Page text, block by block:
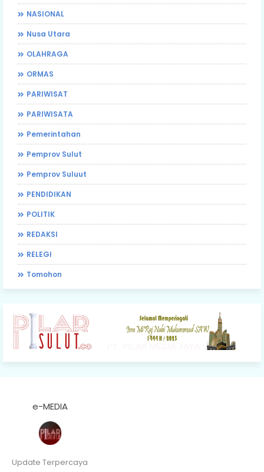
NASIONAL
Nusa Utara
OLAHRAGA
ORMAS
PARIWISAT
PARIWISATA
Pemerintahan
Pemprov Sulut
Pemprov Suluut
PENDIDIKAN
POLITIK
REDAKSI
RELEGI
Tomohon
e-MEDIA
Update Terpercaya